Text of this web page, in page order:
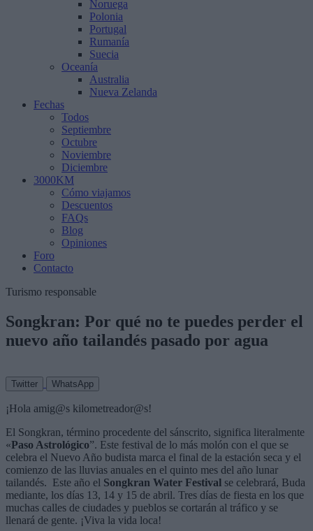
Noruega
Polonia
Portugal
Rumanía
Suecia
Oceanía
Australia
Nueva Zelanda
Fechas
Todos
Septiembre
Octubre
Noviembre
Diciembre
3000KM
Cómo viajamos
Descuentos
FAQs
Blog
Opiniones
Foro
Contacto
Turismo responsable
Songkran: Por qué no te puedes perder el
nuevo año tailandés pasado por agua
Twitter WhatsApp
¡Hola amig@s kilometreador@s!
El Songkran, término procedente del sánscrito, significa literalmente
«Paso Astrológico”. Este festival de lo más molón con el que se
celebra el Nuevo Año budista marca el final de la estación seca y el
comienzo de las lluvias anuales en el quinto mes del año lunar
tailandés. Este año el Songkran Water Festival se celebrará, Buda
mediante, los días 13, 14 y 15 de abril. Tres días de fiesta en los que
muchas calles de ciudades y pueblos se cortarán al tráfico y se
llenará de gente. ¡Viva la vida loca!